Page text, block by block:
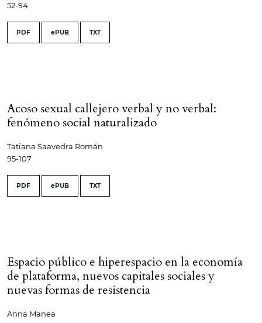
52-94
PDF ePUB TXT
Acoso sexual callejero verbal y no verbal:
fenómeno social naturalizado
Tatiana Saavedra Román
95-107
PDF ePUB TXT
Espacio público e hiperespacio en la economía
de plataforma, nuevos capitales sociales y
nuevas formas de resistencia
Anna Manea